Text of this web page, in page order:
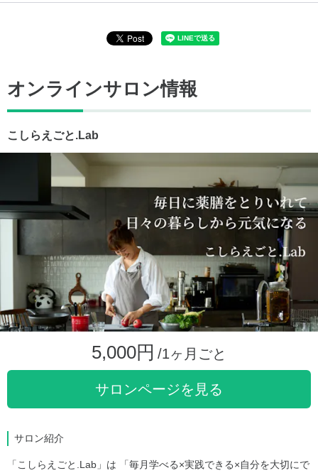
オンラインサロン情報
こしらえごと.Lab
5,000円 /1ヶ月ごと
サロンページを見る
サロン紹介
「こしらえごと.Lab」は 「毎月学べる×実践できる×自分を大切にで